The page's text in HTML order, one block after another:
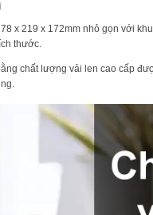
x 219 x 172mm nhỏ gọn với
thước.
chất lượng vải len cao cấp